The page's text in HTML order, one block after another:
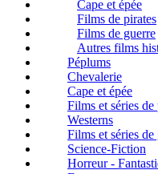
Cape et épée
Films de pirates
Films de guerre
Autres films
Péplums
Chevalerie
Cape et épée
Films et séries de
Westerns
Films et séries de
Science-Fiction
Horreur -